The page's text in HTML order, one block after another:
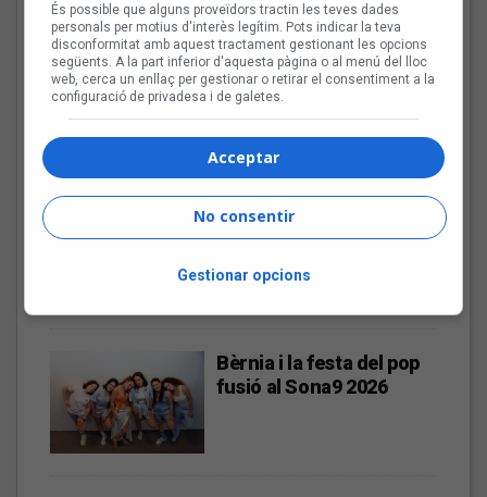
Les veus dels himnes del
futbol català: Carles
Cases
Joana Gomila:
«L’algoritme eren els
amics, entrar dins un
bar, anar a un concert, la
revista de torn»
Bèrnia i la festa del pop
fusió al Sona9 2026
És possible que alguns proveïdors tractin les teves dades
personals per motius d'interès legítim. Pots indicar la teva
disconformitat amb aquest tractament gestionant les opcions
següents. A la part inferior d'aquesta pàgina o al menú del lloc
web, cerca un enllaç per gestionar o retirar el consentiment a la
configuració de privadesa i de galetes.
Acceptar
No consentir
Gestionar opcions